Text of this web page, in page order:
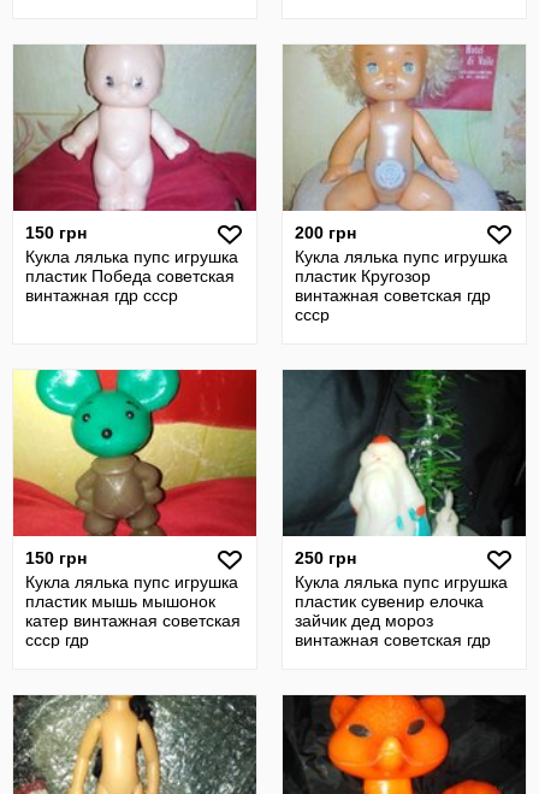
150 грн
Кукла лялька пупс игрушка
пластик Победа советская
винтажная гдр ссср
200 грн
Кукла лялька пупс игрушка
пластик Кругозор
винтажная советская гдр
ссср
150 грн
Кукла лялька пупс игрушка
пластик мышь мышонок
катер винтажная советская
ссср гдр
250 грн
Кукла лялька пупс игрушка
пластик сувенир елочка
зайчик дед мороз
винтажная советская гдр